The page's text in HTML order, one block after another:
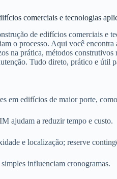
comerciais e tecnologias
de edifícios comerciais e
o processo. Aqui você
na prática, métodos
Tudo direto, prático e útil
em edifícios de maior porte,
ajudam a reduzir tempo e custo.
e localização; reserve
influenciam cronogramas.